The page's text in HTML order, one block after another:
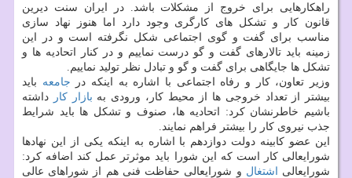
راهكارهایی برای خروج از مشكلات باشد. در ایران سنت دیرین
قانون كار و تشكل های كارگری وجود دارد اما هنوز نهاد سازی
مناسب برای گفت و گوی اجتماعی شكل نگرفته است و در این
زمینه باید تالارهای گفت و گو درست نماییم و در كنار اتحادیه ها و
تشكل ها جایگاهی برای گفت و گو و تبادل نظر تولید نماییم.
وزیر تعاون، كار و رفاه اجتماعی با اشاره به اینكه در جامعه باید
بیشتر از تعداد خروجی ها از محیط كار، ورودی به بازار كار
داشته
باشیم خاطرنشان كرد: اتحادیه ها، صنوف و تشكل ها باید شرایط
جذب نیروی كار را بیشتر فراهم نمایند.
این عضو كابینه دولت دوازدهم با اشاره به اینكه یكی از این نهادها
شورایعالی كار است كه این شورا باید موثرتر عمل كند اضافه كرد:
شورایعالی
اشتغال و شورایعالی حفاظت فنی هم از شوراهای عالی